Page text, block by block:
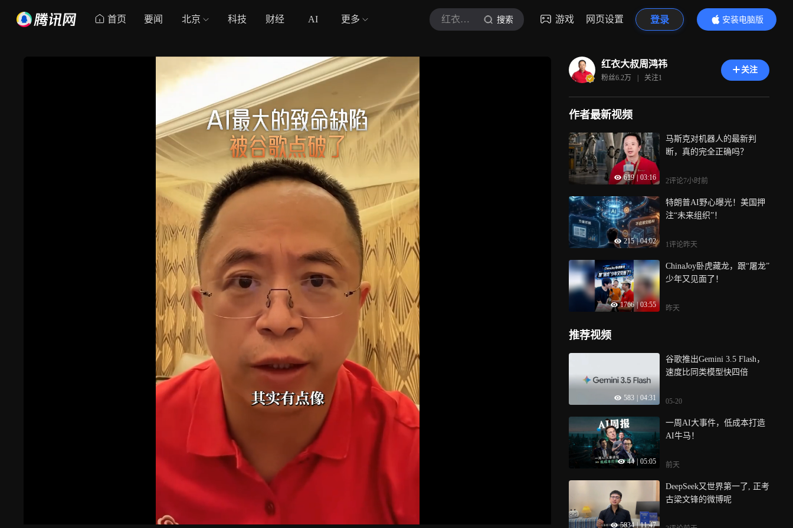
首页 要闻 北京 科技 财经 AI 更多 红衣大叔周鸿祎 搜索 游戏 网页设置 登录
安装电脑版
内容更精彩
红衣大叔周鸿祎
粉丝6.2万 | 关注1
关注
作者最新视频
619 | 03:16
马斯克对机器人的最新判
断，真的完全正确吗？
2评论7小时前
215 | 04:02
特朗普AI野心曝光！美国押
注“未来组织”！
1评论昨天
1766 | 03:55
ChinaJoy卧虎藏龙，跟“屠龙”
少年又见面了！
昨天
推荐视频
583 04:31
谷歌推出Gemini 3.5 Flash，
速度比同类模型快四倍
05-20
44 05:05
一周AI大事件，低成本打造
AI牛马！
前天
5834 | 11:47
DeepSeek又世界第一了, 正考
古梁文锋的微博呢